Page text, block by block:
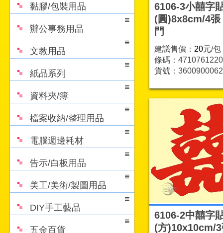
黏膠/包裝用品
辦公事務用品
文教用品
紙品系列
資料夾/簿
檔案收納/整理用品
電腦週邊耗材
告示/白板用品
美工/美術/製圖用品
DIY手工藝品
五金百貨
6106-3小囍字
(圓)8x8cm/4張
門
建議售價： 20元/包
條碼：
貨號：3600900062
6106-2中囍字
(方)10x10cm/